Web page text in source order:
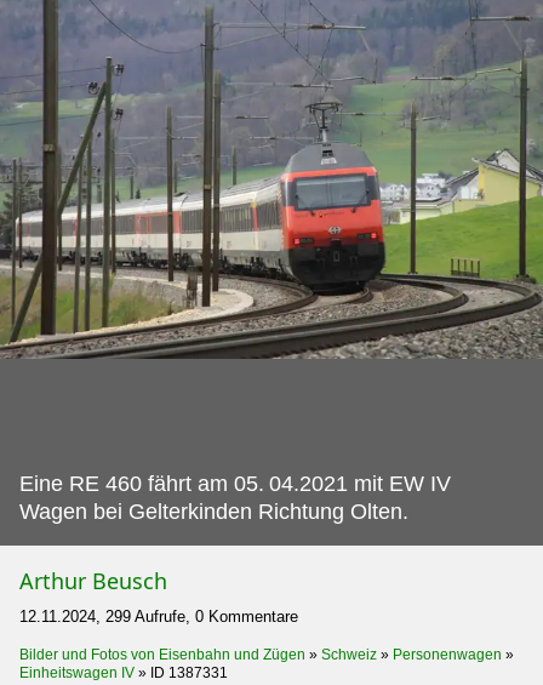
Eine RE 460 fährt am 05. 04.2021 mit EW IV
Wagen bei Gelterkinden Richtung Olten.
Arthur Beusch
12.11.2024, 299 Aufrufe, 0 Kommentare
Bilder und Fotos von Eisenbahn und Zügen » Schweiz » Personenwagen »
Einheitswagen IV » ID 1387331